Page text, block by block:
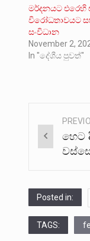
මර්දනයට එරෙහි
විරෝධතාවයට
සංවිධාන
November 2,
In "දේශීය පුවත්"
Post
හෙට
Posted in:
TAGS: